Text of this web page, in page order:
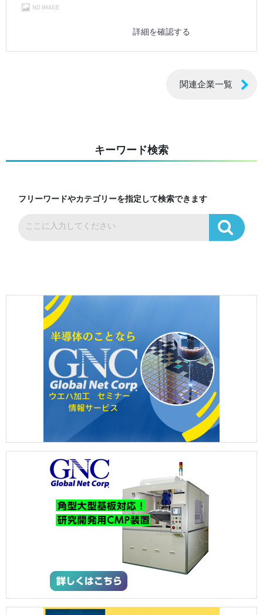
詳細を確認する
関連企業一覧
キーワード検索
フリーワードやカテゴリーを指定して検索できます